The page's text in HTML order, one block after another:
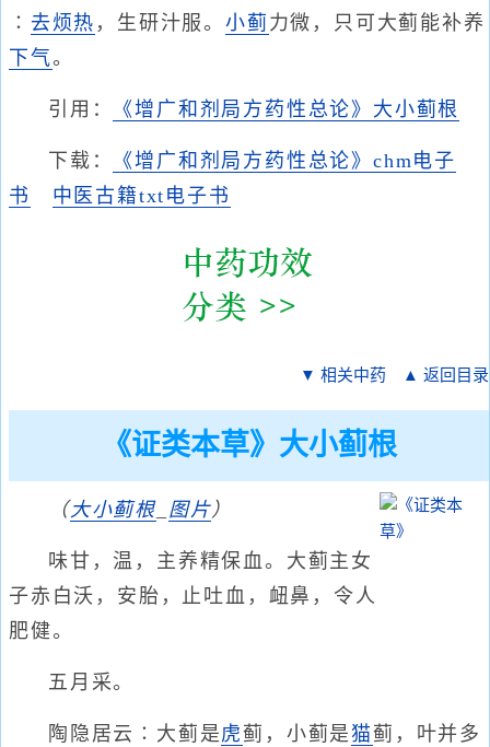
∶ 去烦热 ，生研汁服。小蓟 力微，只可大蓟能补养
下气。
引用： 《增广和剂局方药性总论》大小蓟根
下载：
《增广和剂局方药性总论》chm电子
书
中医古籍txt电子书
▼ 相关中药 ▲ 返回目录
《证类本草》大小蓟根
（大小蓟根 图片）
味甘，温，主养精保血。大蓟主女
子赤白沃，安胎，止吐血，衄鼻，令人
肥健。
五月采。
陶隐居云∶大蓟是虎蓟，小蓟是猫蓟，叶并多